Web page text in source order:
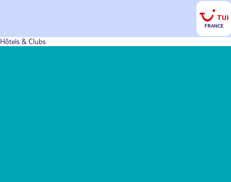
FRANCE
Hôtels & Clubs